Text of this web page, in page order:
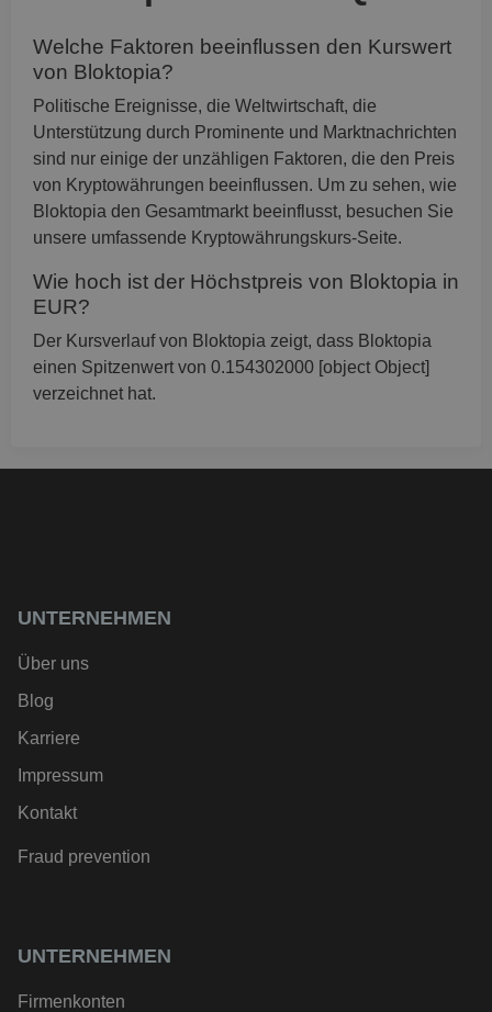
Welche Faktoren beeinflussen den Kurswert
von Bloktopia?
Politische Ereignisse, die Weltwirtschaft, die
Unterstützung durch Prominente und Marktnachrichten
sind nur einige der unzähligen Faktoren, die den Preis
von Kryptowährungen beeinflussen. Um zu sehen, wie
Bloktopia den Gesamtmarkt beeinflusst, besuchen Sie
unsere umfassende Kryptowährungskurs-Seite.
Wie hoch ist der Höchstpreis von Bloktopia in
EUR?
Der Kursverlauf von Bloktopia zeigt, dass Bloktopia
einen Spitzenwert von 0.154302000 [object Object]
verzeichnet hat.
UNTERNEHMEN
Über uns
Blog
Karriere
Impressum
Kontakt
Fraud prevention
UNTERNEHMEN
Firmenkonten